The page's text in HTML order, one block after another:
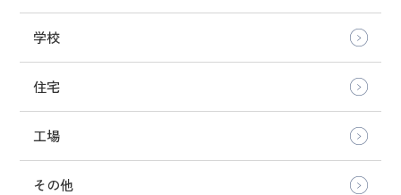
学校
住宅
工場
その他